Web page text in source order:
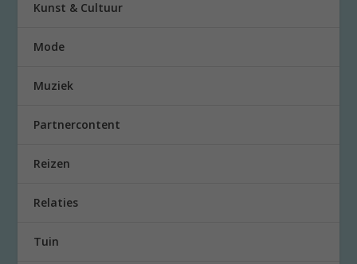
Kunst & Cultuur
Mode
Muziek
Partnercontent
Reizen
Relaties
Tuin